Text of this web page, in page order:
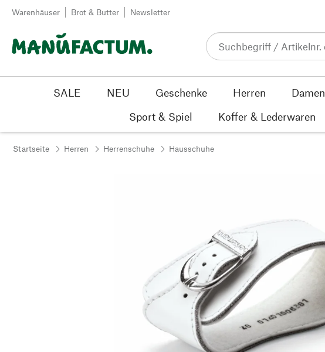
Zum Inhalt springen
Warenhäuser Brot & Butter Newsletter
SALE NEU Geschenke Herren Damen
Sport & Spiel
Koffer & Lederwaren
Startseite Herren Herrenschuhe Hausschuhe